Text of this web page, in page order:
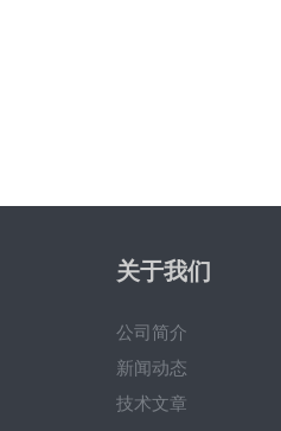
关于我们
公司简介
新闻动态
技术文章